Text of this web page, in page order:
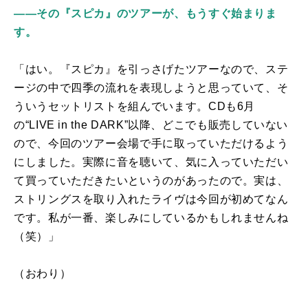
――その『スピカ』のツアーが、もうすぐ始まりま
す。
「はい。『スピカ』を引っさげたツアーなので、ステ
ージの中で四季の流れを表現しようと思っていて、そ
ういうセットリストを組んでいます。 CD も6月
の“LIVE in the DARK”以降、どこでも販売していない
ので、今回のツアー会場で手に取っていただけるよう
にしました。実際に音を聴いて、気に入っていただい
て買っていただきたいというのがあったので。実は、
ストリングスを取り入れたライヴは今回が初めてなん
です。私が一番、楽しみにしているかもしれませんね
（笑）」
（おわり）